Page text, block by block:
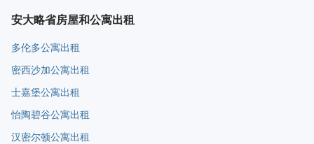
安大略省房屋和公寓出租
多伦多公寓出租
密西沙加公寓出租
士嘉堡公寓出租
怡陶碧谷公寓出租
汉密尔顿公寓出租